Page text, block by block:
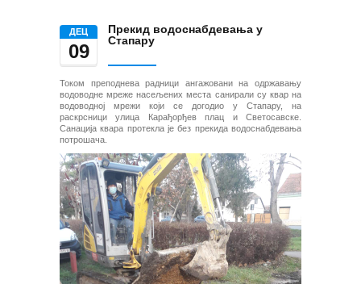
ДЕЦ
09
Прекид водоснабдевања у
Стапару
Током преподнева радници ангажовани на одржавању
водоводне мреже насељених места санирали су квар на
водоводној мрежи који се догодио у Стапару, на
раскрсници улица Карађорђев плац и Светосавске.
Санација квара протекла је без прекида водоснабдевања
потрошача.